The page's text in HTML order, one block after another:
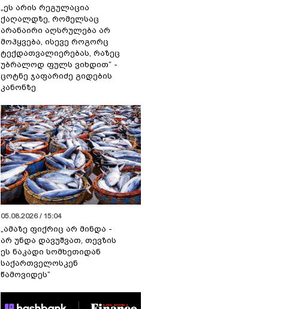
„ეს არის რეგულაცია
ქაღალდზე, რომელსაც
არანაირი აღსრულება არ
მოჰყვება, ისევე როგორც
ტექდათვალიერებას, რაზეც
უბრალოდ ფულს ვიხდით“ -
ცოტნე ჯაფარიძე გიდების
კანონზე
05.08.2026 / 15:04
„ამაზე ფიქრიც არ მინდა -
არ უნდა დავუშვათ, თევზის
ეს ნაკადი სომხეთიდან
საქართველოსკენ
წამოვიდეს“